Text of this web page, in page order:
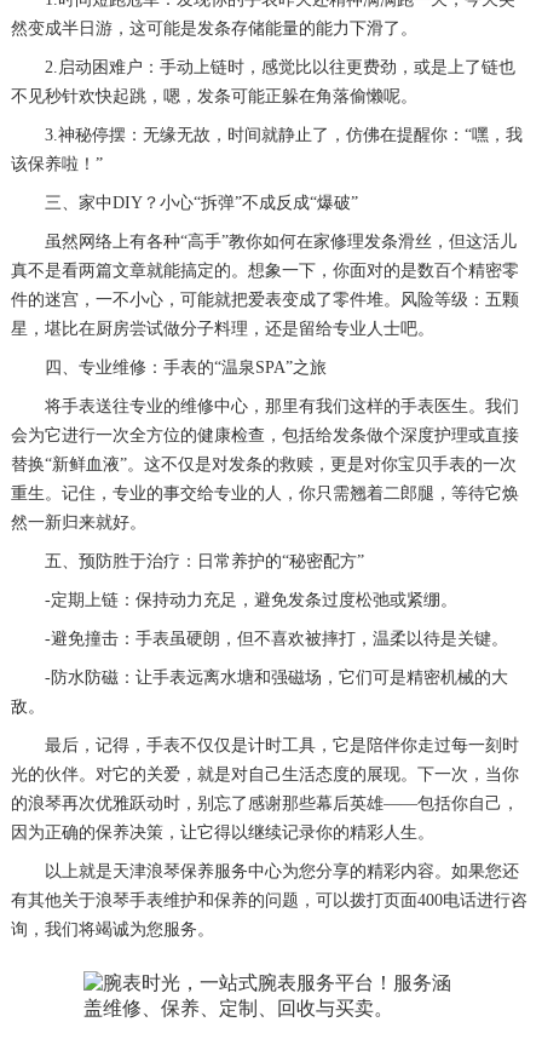
然变成半日游，这可能是发条存储能量的能力下滑了。
2.启动困难户：手动上链时，感觉比以往更费劲，或是上了链也
不见秒针欢快起跳，嗯，发条可能正躲在角落偷懒呢。
3.神秘停摆：无缘无故，时间就静止了，仿佛在提醒你：“嘿，我
该保养啦！”
三、家中DIY？小心“拆弹”不成反成“爆破”
虽然网络上有各种“高手”教你如何在家修理发条滑丝，但这活儿
真不是看两篇文章就能搞定的。想象一下，你面对的是数百个精密零
件的迷宫，一不小心，可能就把爱表变成了零件堆。风险等级：五颗
星，堪比在厨房尝试做分子料理，还是留给专业人士吧。
四、专业维修：手表的“温泉SPA”之旅
将手表送往专业的维修中心，那里有我们这样的手表医生。我们
会为它进行一次全方位的健康检查，包括给发条做个深度护理或直接
替换“新鲜血液”。这不仅是对发条的救赎，更是对你宝贝手表的一次
重生。记住，专业的事交给专业的人，你只需翘着二郎腿，等待它焕
然一新归来就好。
五、预防胜于治疗：日常养护的“秘密配方”
-定期上链：保持动力充足，避免发条过度松弛或紧绷。
-避免撞击：手表虽硬朗，但不喜欢被摔打，温柔以待是关键。
-防水防磁：让手表远离水塘和强磁场，它们可是精密机械的大
敌。
最后，记得，手表不仅仅是计时工具，它是陪伴你走过每一刻时
光的伙伴。对它的关爱，就是对自己生活态度的展现。下一次，当你
的浪琴再次优雅跃动时，别忘了感谢那些幕后英雄——包括你自己，
因为正确的保养决策，让它得以继续记录你的精彩人生。
以上就是天津浪琴保养服务中心为您分享的精彩内容。如果您还
有其他关于浪琴手表维护和保养的问题，可以拨打页面400电话进行咨
询，我们将竭诚为您服务。